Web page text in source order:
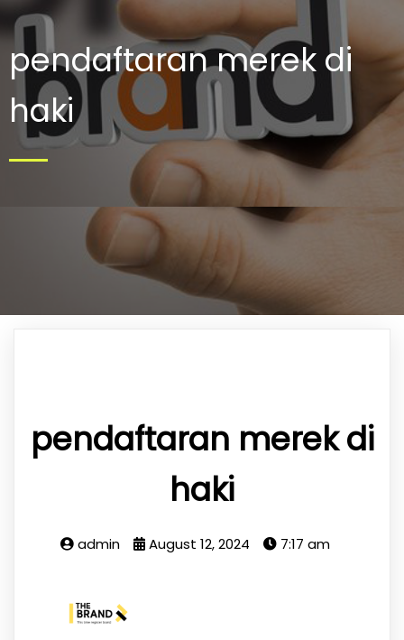
pendaftaran merek di
haki
pendaftaran merek di
haki
admin August 12, 2024 7:17 am